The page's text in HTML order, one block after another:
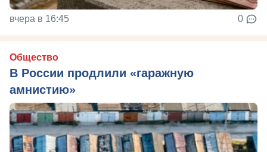
вчера в 16:45 0
Общество
В России продлили «гаражную
амнистию»